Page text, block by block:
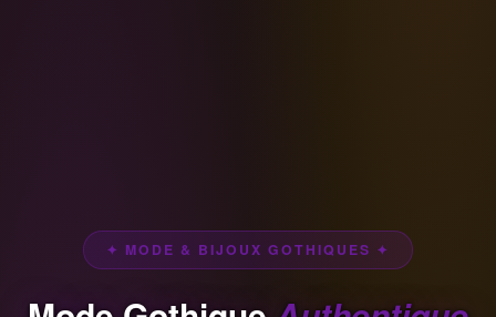
✦ MODE & BIJOUX GOTHIQUES ✦